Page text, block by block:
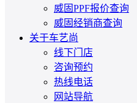
威固PPF报价查询
威固经销商查询
关于车艺尚
线下门店
咨询预约
热线电话
网站导航